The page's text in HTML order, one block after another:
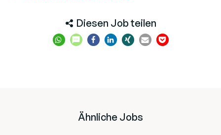
Diesen Job teilen
Ähnliche Jobs